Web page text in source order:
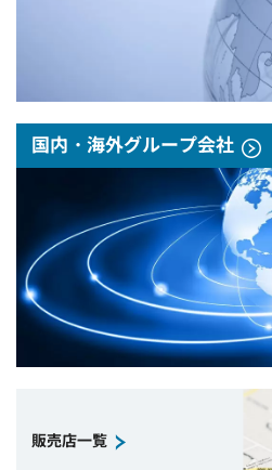
国内・海外グループ会社
販売店一覧